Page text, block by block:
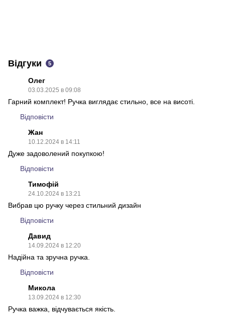
Відгуки 5
Олег
03.03.2025 в 09:08
Гарний комплект! Ручка виглядає стильно, все на висоті.
Відповісти
Жан
10.12.2024 в 14:11
Дуже задоволений покупкою!
Відповісти
Тимофій
24.10.2024 в 13:21
Вибрав цю ручку через стильний дизайн
Відповісти
Давид
14.09.2024 в 12:20
Надійна та зручна ручка.
Відповісти
Микола
13.09.2024 в 12:30
Ручка важка, відчувається якість.